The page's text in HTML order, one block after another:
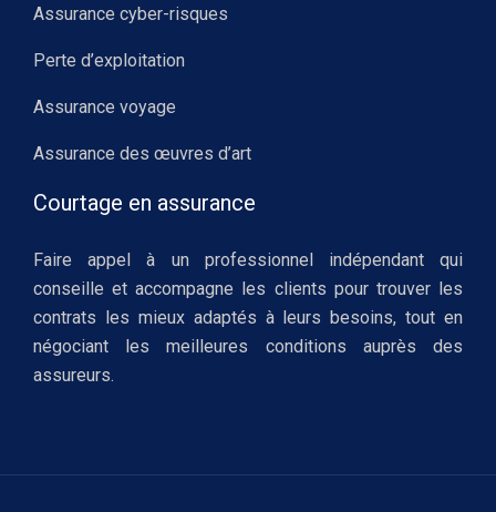
Assurance cyber-risques
Perte d’exploitation
Assurance voyage
Assurance des œuvres d’art
Courtage en assurance
Faire appel à un professionnel indépendant qui
conseille et accompagne les clients pour trouver les
contrats les mieux adaptés à leurs besoins, tout en
négociant les meilleures conditions auprès des
assureurs.